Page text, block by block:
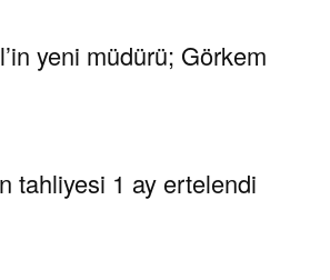
yeni müdürü; Görkem
tahliyesi 1 ay ertelendi